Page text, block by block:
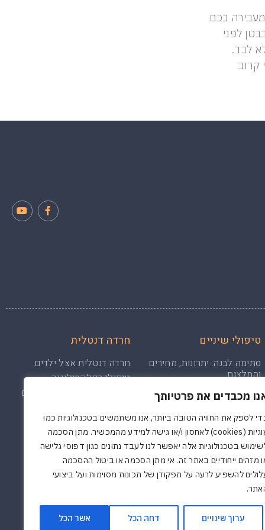
מכבדים את פרטיותך
לספק את החוויה הטובה ביותר, אנו משתמשים בטכנולוגיות כמו
עוגיות (cookies) לאחסון ו/או גישה למידע מהמכשיר. מתן הסכמה
בטכנולוגיות אלה יאפשר לנו לעבד נתונים כגון דפוסי גלישה
מזהים ייחודיים באתר זה. אי מתן הסכמה או ביטול ההסכמה
להשפיע לרעה על תפקודן של תכונות מסוימות ועל ביצועי
ערוך שינויים דחה הכל אשר הכל
בכם
לפני
לבד.
קרוב
טיפולי שיניים
סתימה לבנה: יתרונות, מחירים
והמלצות
לדעת על טיפול שיננית
איך לפעול לאחר טיפול
שורש?
שיני בינה: מדריך מא’ ועד ת’
להתמודדות עם הכאבים
טיפול בעששת: שיטות טיפול
ומניעה
טיפולי שיניים בהריון
חרדה דנטלית
חרדה דנטלית אצל ילדים
טיפולי רפלקסולוגיה
חרדה דנטלית: התמודדות עם